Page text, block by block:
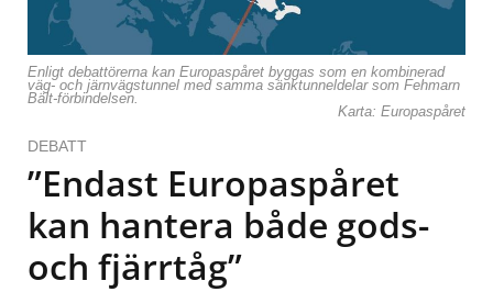
Enligt debattörerna kan Europaspåret byggas som en kombinerad
väg- och järnvägstunnel med samma sänktunneldelar som Fehmarn
Bält-förbindelsen.
Karta: Europaspåret
DEBATT
”Endast Europaspåret
kan hantera både gods-
och fjärrtåg”